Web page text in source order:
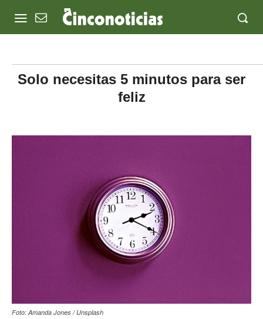
Solo necesitas 5 minutos para ser
feliz
Foto: Amanda Jones / Unsplash